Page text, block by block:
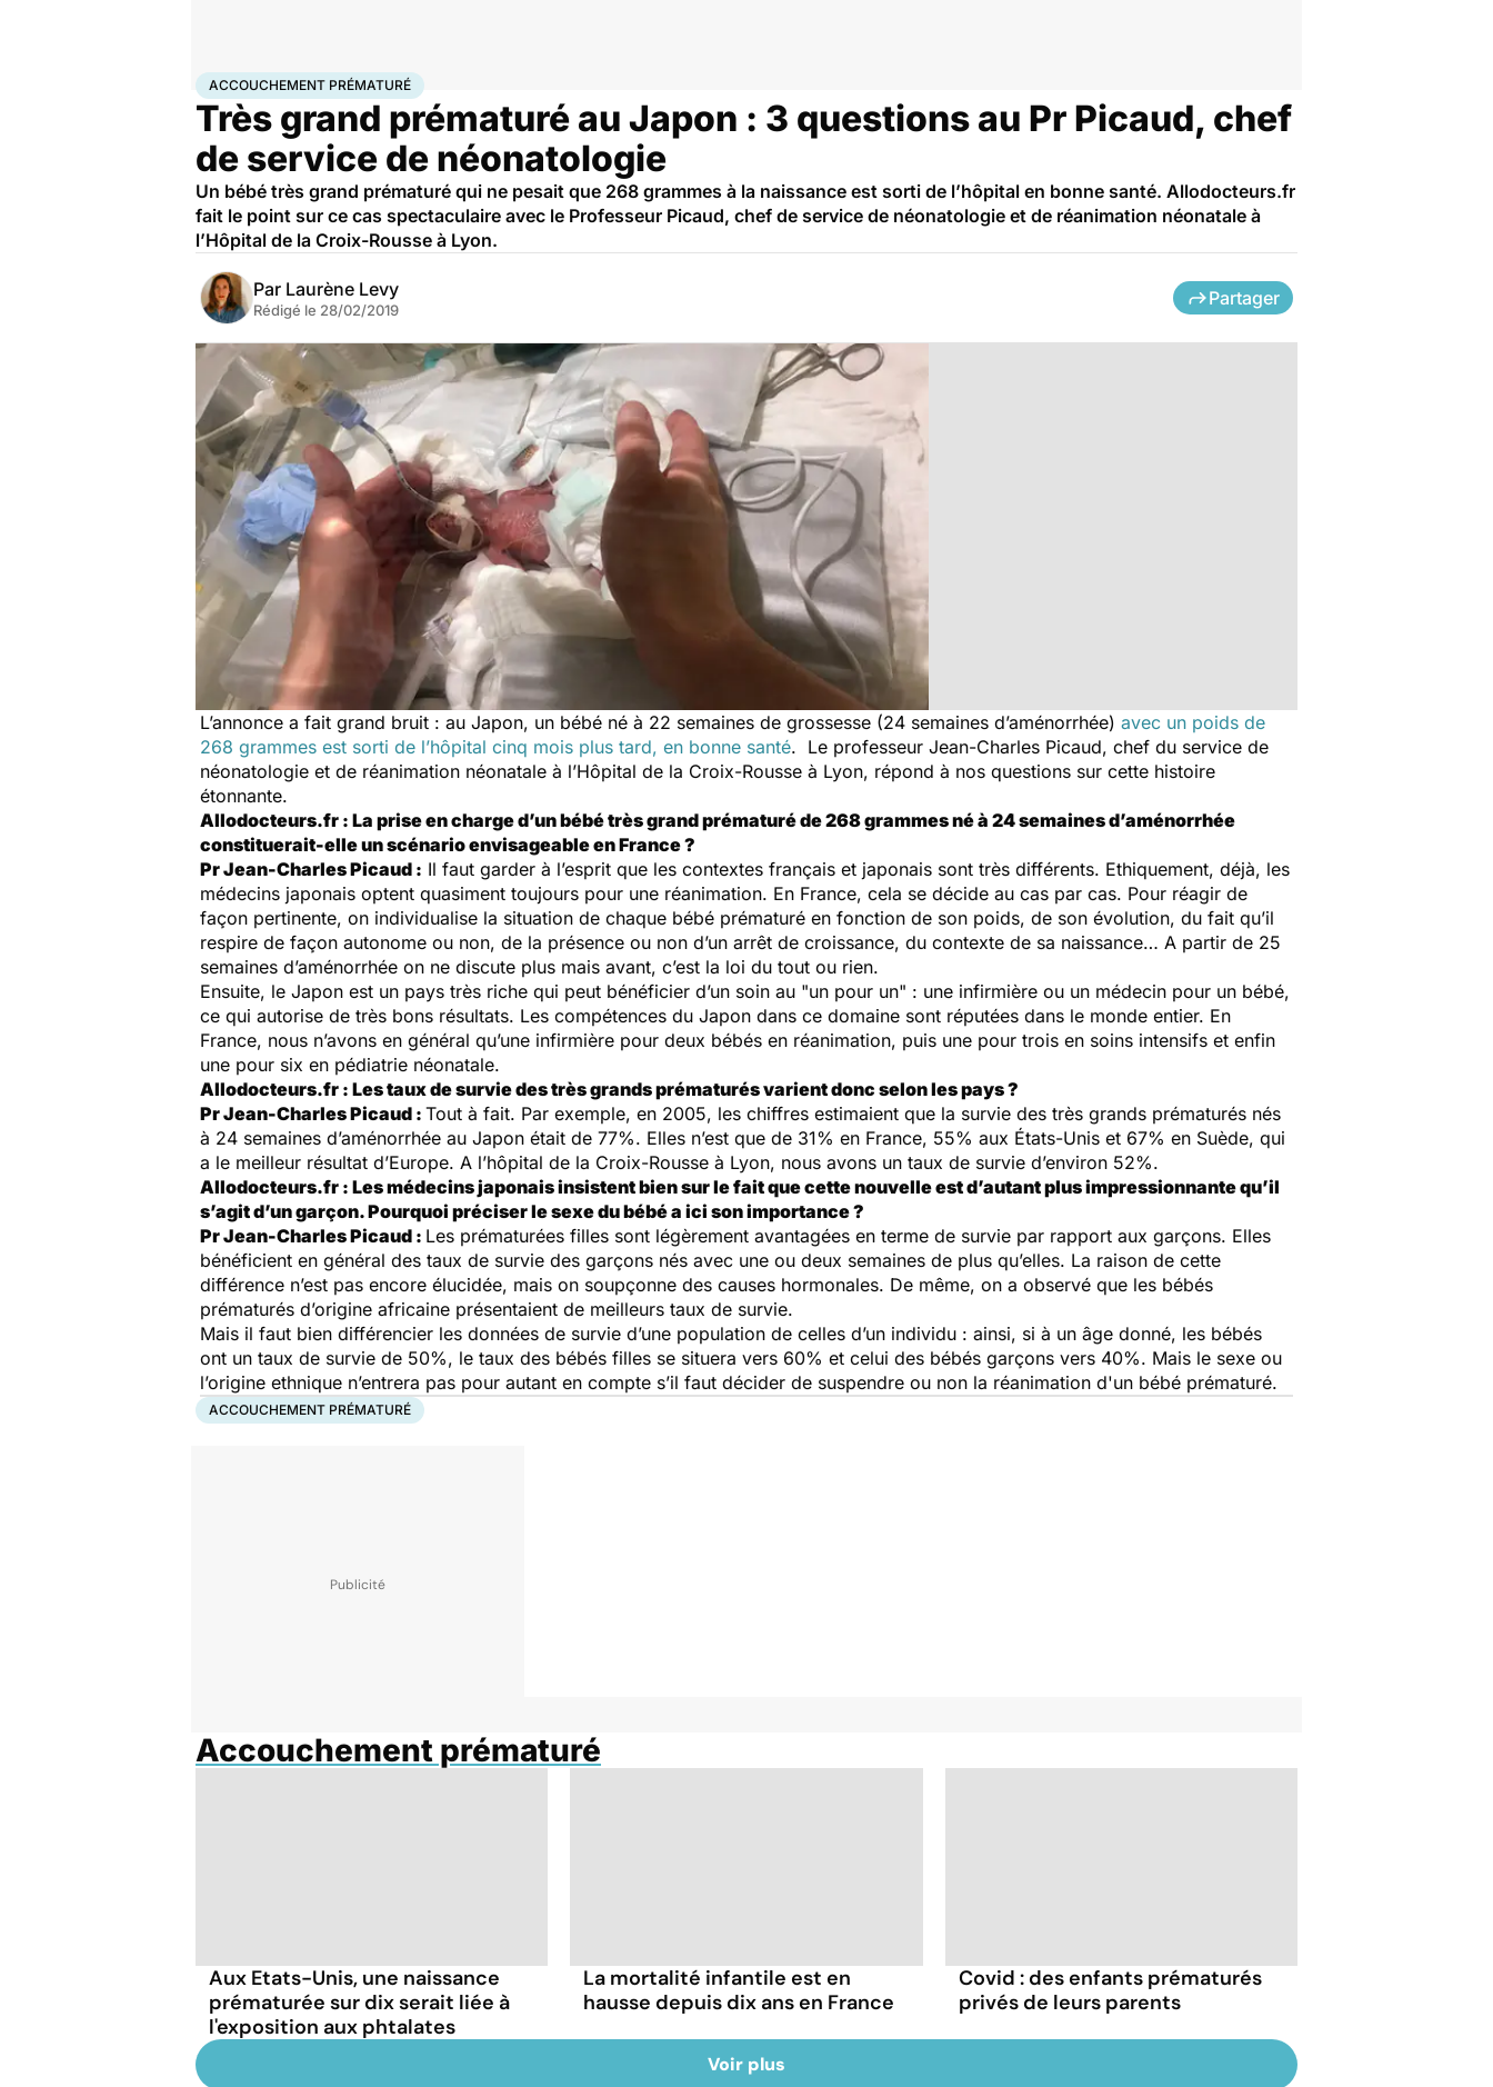
AccueilFamilleGrossesseAccouchement prématuré
ACCOUCHEMENT PRÉMATURÉ
Très grand prématuré au Japon : 3 questions au Pr Picaud, chef
de service de néonatologie
Un bébé très grand prématuré qui ne pesait que 268 grammes à la naissance est sorti de l’hôpital en bonne santé. Allodocteurs.fr
fait le point sur ce cas spectaculaire avec le Professeur Picaud, chef de service de néonatologie et de réanimation néonatale à
l’Hôpital de la Croix-Rousse à Lyon.
Par Laurène Levy
Rédigé le 28/02/2019
Partager
L’annonce a fait grand bruit : au Japon, un bébé né à 22 semaines de grossesse (24 semaines d’aménorrhée) avec un poids de
268 grammes est sorti de l’hôpital cinq mois plus tard, en bonne santé. Le professeur Jean-Charles Picaud, chef du service de
néonatologie et de réanimation néonatale à l’Hôpital de la Croix-Rousse à Lyon, répond à nos questions sur cette histoire
étonnante.
Allodocteurs.fr : La prise en charge d’un bébé très grand prématuré de 268 grammes né à 24 semaines d’aménorrhée
constituerait-elle un scénario envisageable en France ?
Pr Jean-Charles Picaud : Il faut garder à l’esprit que les contextes français et japonais sont très différents. Ethiquement, déjà, les
médecins japonais optent quasiment toujours pour une réanimation. En France, cela se décide au cas par cas. Pour réagir de
façon pertinente, on individualise la situation de chaque bébé prématuré en fonction de son poids, de son évolution, du fait qu’il
respire de façon autonome ou non, de la présence ou non d’un arrêt de croissance, du contexte de sa naissance… A partir de 25
semaines d’aménorrhée on ne discute plus mais avant, c’est la loi du tout ou rien.
Ensuite, le Japon est un pays très riche qui peut bénéficier d’un soin au "un pour un" : une infirmière ou un médecin pour un bébé,
ce qui autorise de très bons résultats. Les compétences du Japon dans ce domaine sont réputées dans le monde entier. En
France, nous n’avons en général qu’une infirmière pour deux bébés en réanimation, puis une pour trois en soins intensifs et enfin
une pour six en pédiatrie néonatale.
Allodocteurs.fr : Les taux de survie des très grands prématurés varient donc selon les pays ?
Pr Jean-Charles Picaud : Tout à fait. Par exemple, en 2005, les chiffres estimaient que la survie des très grands prématurés nés
à 24 semaines d’aménorrhée au Japon était de 77%. Elles n’est que de 31% en France, 55% aux États-Unis et 67% en Suède, qui
a le meilleur résultat d’Europe. A l’hôpital de la Croix-Rousse à Lyon, nous avons un taux de survie d’environ 52%.
Allodocteurs.fr : Les médecins japonais insistent bien sur le fait que cette nouvelle est d’autant plus impressionnante qu’il
s’agit d’un garçon. Pourquoi préciser le sexe du bébé a ici son importance ?
Pr Jean-Charles Picaud : Les prématurées filles sont légèrement avantagées en terme de survie par rapport aux garçons. Elles
bénéficient en général des taux de survie des garçons nés avec une ou deux semaines de plus qu’elles. La raison de cette
différence n’est pas encore élucidée, mais on soupçonne des causes hormonales. De même, on a observé que les bébés
prématurés d’origine africaine présentaient de meilleurs taux de survie.
Mais il faut bien différencier les données de survie d’une population de celles d’un individu : ainsi, si à un âge donné, les bébés
ont un taux de survie de 50%, le taux des bébés filles se situera vers 60% et celui des bébés garçons vers 40%. Mais le sexe ou
l’origine ethnique n’entrera pas pour autant en compte s’il faut décider de suspendre ou non la réanimation d'un bébé prématuré.
ACCOUCHEMENT PRÉMATURÉ
Accouchement prématuré
Aux Etats-Unis, une naissance
prématurée sur dix serait liée à
l'exposition aux phtalates
La mortalité infantile est en
hausse depuis dix ans en France
Covid : des enfants prématurés
privés de leurs parents
Voir plus